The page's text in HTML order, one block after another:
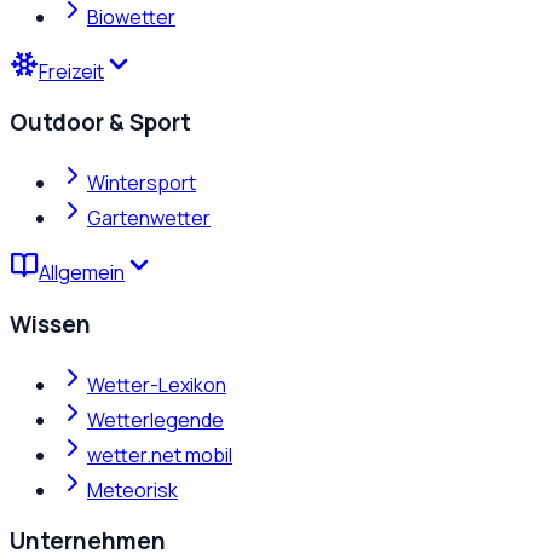
Biowetter
Freizeit
Outdoor & Sport
Wintersport
Gartenwetter
Allgemein
Wissen
Wetter-Lexikon
Wetterlegende
wetter.net mobil
Meteorisk
Unternehmen